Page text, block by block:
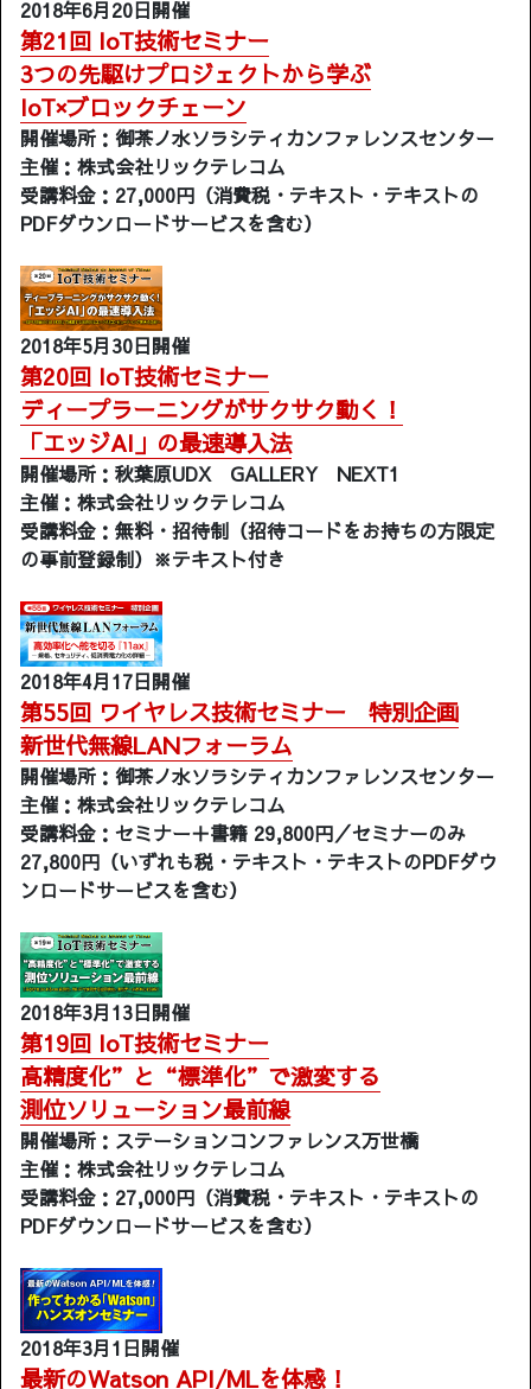
2018年6月20日開催
第21回 IoT技術セミナー
3つの先駆けプロジェクトから学ぶ
IoT×ブロックチェーン
開催場所：御茶ノ水ソラシティカンファレンスセンター
主催：株式会社リックテレコム
受講料金：27,000円（消費税・テキスト・テキストの
PDFダウンロードサービスを含む）
2018年5月30日開催
第20回 IoT技術セミナー
ディープラーニングがサクサク動く！
「エッジAI」の最速導入法
開催場所：秋葉原UDX GALLERY NEXT1
主催：株式会社リックテレコム
受講料金：無料・招待制（招待コードをお持ちの方限定
の事前登録制）※テキスト付き
2018年4月17日開催
第55回 ワイヤレス技術セミナー 特別企画
新世代無線LANフォーラム
開催場所：御茶ノ水ソラシティカンファレンスセンター
主催：株式会社リックテレコム
受講料金：セミナー＋書籍 29,800円／セミナーのみ
27,800円（いずれも税・テキスト・テキストのPDFダウ
ンロードサービスを含む）
2018年3月13日開催
第19回 IoT技術セミナー
高精度化”と“標準化”で激変する
測位ソリューション最前線
開催場所：ステーションコンファレンス万世橋
主催：株式会社リックテレコム
受講料金：27,000円（消費税・テキスト・テキストの
PDFダウンロードサービスを含む）
2018年3月1日開催
最新のWatson API/MLを体感！